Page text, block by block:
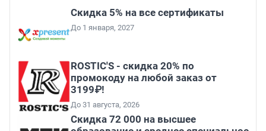
Скидка 5% на все сертификаты
До 1 января, 2027
ROSTIC'S - скидка 20% по
промокоду на любой заказ от
3199₽!
До 31 августа, 2026
Скидка 72 000 на высшее